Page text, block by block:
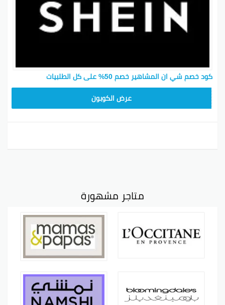
كود خصم شي ان المشاهير خصم 50% على كل الطلبيات
عرض الكوبون
متاجر مشهورة